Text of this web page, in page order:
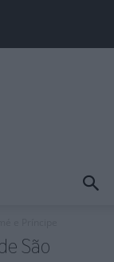
e Príncipe
São